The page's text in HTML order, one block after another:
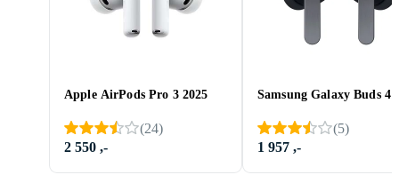
Apple AirPods Pro 3 2025
(24)
2 550 ,-
Samsung Galaxy Buds 4
(5)
1 957 ,-